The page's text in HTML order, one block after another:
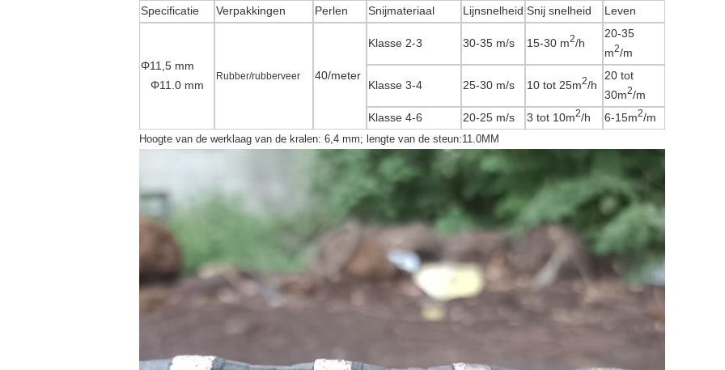
Specificatie Verpakkingen Perlen Snijmateriaal Lijnsnelheid Snij snelheid Leven
Φ11,5 mm
Φ11.0 mm
Rubber/rubberveer 40/meter
Klasse 2-3 30-35 m/s 15-30 m2/h
20-35
m2/m
Klasse 3-4 25-30 m/s 10 tot 25m2/h
20 tot
30m2/m
Klasse 4-6
20-25 m/s 3 tot 10m2/h 6-15m2/m
Hoogte van de werklaag van de kralen: 6,4 mm; lengte van de steun:11.0MM